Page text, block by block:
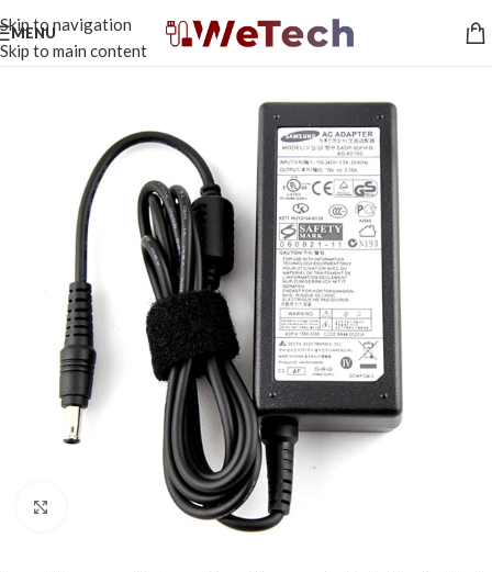
Skip to navigation
Skip to main content
MENU
Click to enlarge